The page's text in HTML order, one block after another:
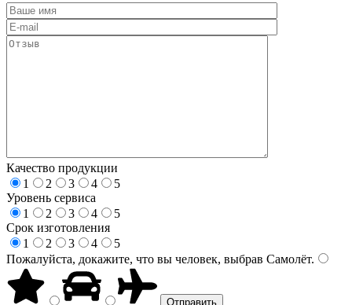
Качество продукции
1
2 3 4
5
Уровень сервиса
1
2 3 4
5
Срок изготовления
1
2 3 4
5
Пожалуйста, докажите, что вы человек, выбрав Самолёт.